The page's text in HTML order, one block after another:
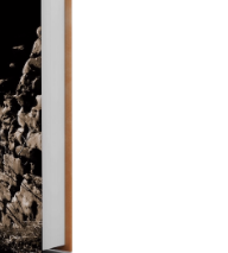
/ DETTAGLI